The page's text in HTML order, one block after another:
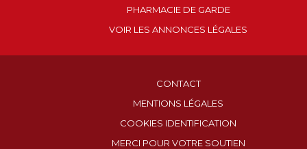
PHARMACIE DE GARDE
VOIR LES ANNONCES LÉGALES
CONTACT
MENTIONS LÉGALES
COOKIES IDENTIFICATION
MERCI POUR VOTRE SOUTIEN